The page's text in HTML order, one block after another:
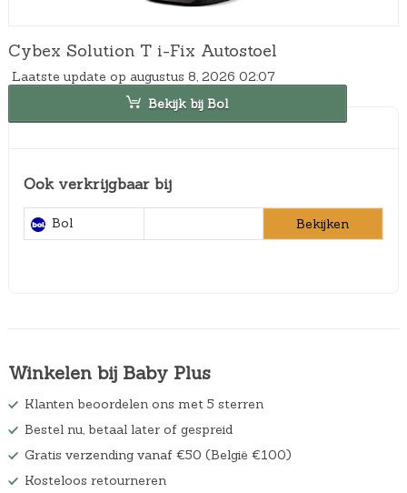
Cybex Solution T i-Fix Autostoel
Laatste update op augustus 8, 2026 02:07
Bekijk bij Bol
Ook verkrijgbaar bij
Bol Bekijken
Winkelen bij Baby Plus
Klanten beoordelen ons met 5 sterren
Bestel nu, betaal later of gespreid
Gratis verzending vanaf €50 (België €100)
Kosteloos retourneren